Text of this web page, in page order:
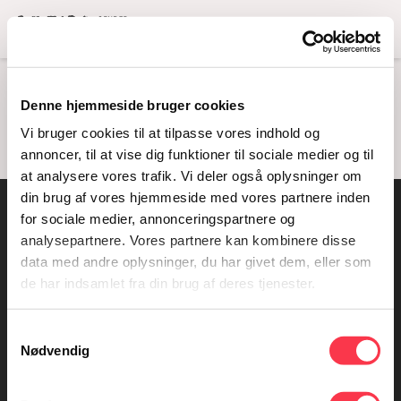
Denne hjemmeside bruger cookies
Vi bruger cookies til at tilpasse vores indhold og
annoncer, til at vise dig funktioner til sociale medier og til
at analysere vores trafik. Vi deler også oplysninger om
din brug af vores hjemmeside med vores partnere inden
for sociale medier, annonceringspartnere og
analysepartnere. Vores partnere kan kombinere disse
data med andre oplysninger, du har givet dem, eller som
de har indsamlet fra din brug af deres tjenester.
Nødvendig
Menu
1915 KVINDEDEMO
Kontakt os
KØN - Gender Museum Denmark
Domkirkepladsen 5
DK - 8000 Aarhus C
+45 25 45 45 10